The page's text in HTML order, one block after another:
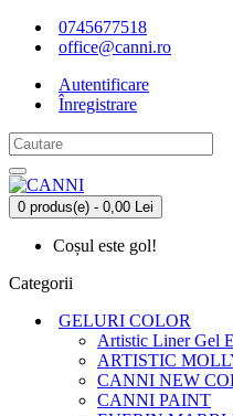
0745677518
office@canni.ro
Autentificare
Înregistrare
0 produs(e) - 0,00 Lei
Coșul este gol!
Categorii
GELURI COLOR
Artistic Liner Gel
ARTISTIC
CANNI NEW
CANNI PAINT